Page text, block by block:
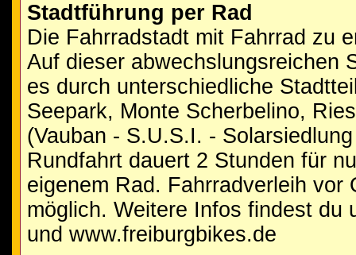
Stadtführung per Rad
Die Fahrradstadt mit Fahrrad zu
Auf dieser abwechslungsreichen
es durch unterschiedliche
Seepark, Monte Scherbelino,
(Vauban - S.U.S.I. -
Rundfahrt dauert 2 Stunden für
eigenem Rad. Fahrradverleih vor
möglich. Weitere Infos findest du
und www.freiburgbikes.de